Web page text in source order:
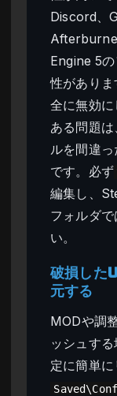
Discord、
Engine 5
性があり
全に無効に
ある問題
ルを間違
です。必ず
編集し、
フォルダ
い。
破損した
元する
MODや調
ッシュす
定に簡単に